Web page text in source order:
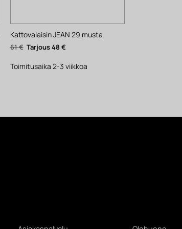
Kattovalaisin JEAN 29 musta
61€ Alkuperäinen
hinta
61 €.
48€
48 €.
Toimitusaika 2-3 viikkoa